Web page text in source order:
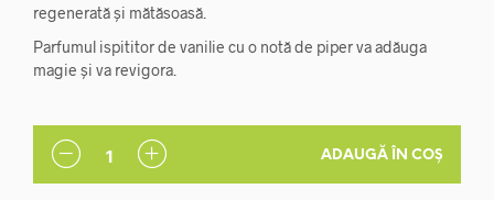
a
fost:
48,79 lei.
34,00 lei.
regenerată și mătăsoasă.
Parfumul ispititor de vanilie cu o notă de piper va adăuga
magie și va revigora.
ADAUGĂ ÎN COȘ